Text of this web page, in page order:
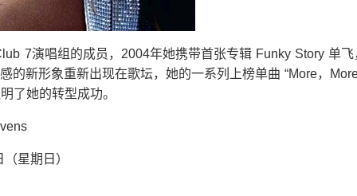
7演唱组的成员，2004年她携带首张专辑 Funky Story 单
的新形象重新出现在歌坛，她的一系列上榜单曲 “More，
了她的转型成功。
星期日）